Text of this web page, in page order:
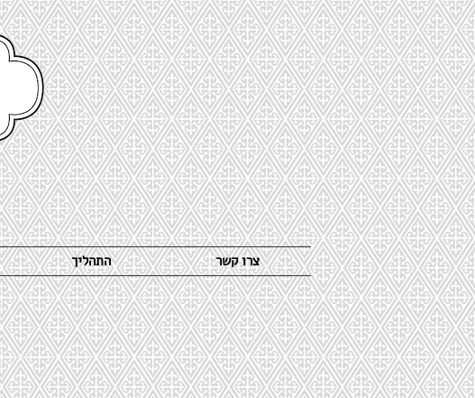
התהליך צרו קשר